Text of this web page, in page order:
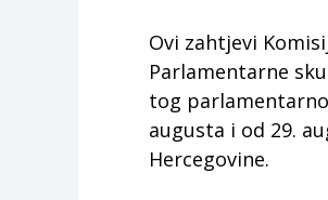
Ovi zahtjevi
Parlamentarne
tog
augusta i od 29.
Hercegovine.